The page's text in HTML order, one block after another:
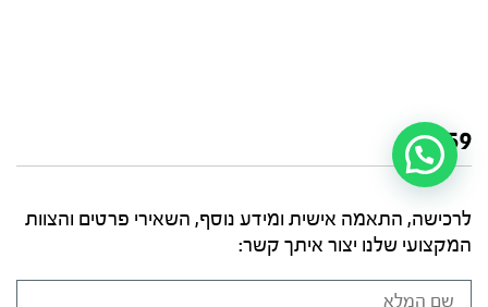
₪259
לרכישה, התאמה אישית ומידע נוסף, השאירי פרטים והצוות
המקצועי שלנו יצור איתך קשר: